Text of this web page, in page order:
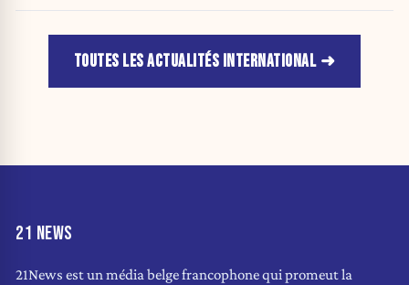
TOUTES LES ACTUALITÉS INTERNATIONAL
21 NEWS
21News est un média belge francophone qui promeut la